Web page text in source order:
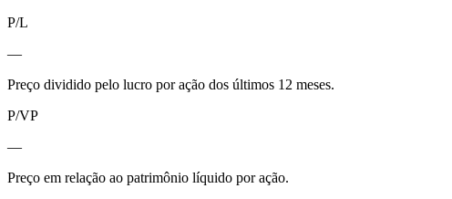
P/L
—
Preço dividido pelo lucro por ação dos últimos 12 meses.
P/VP
—
Preço em relação ao patrimônio líquido por ação.